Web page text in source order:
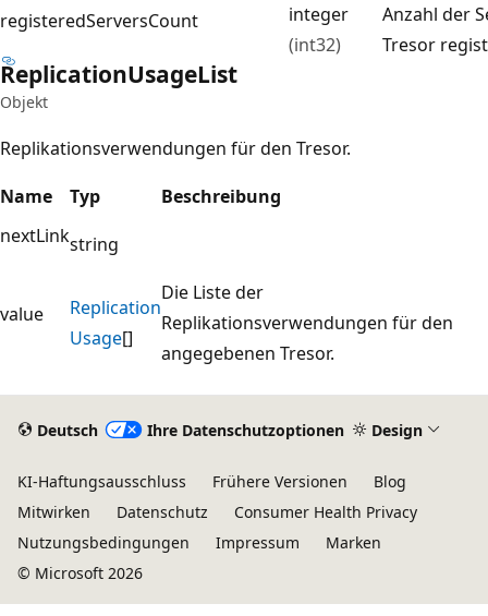
registeredServersCount
integer
(int32)
Anzahl der
Tresor
ReplicationUsageList
Objekt
Replikationsverwendungen für den Tresor.
Name
Typ
Beschreibung
nextLinkstring
value
Replication
Usage[]
Die Liste der
Replikationsverwendungen für den
angegebenen Tresor.
Deutsch Ihre Datenschutzoptionen Design
KI-Haftungsausschluss Frühere Versionen
Blog
Mitwirken
Datenschutz
Consumer Health Privacy
Nutzungsbedingungen
Impressum
Marken
© Microsoft 2026